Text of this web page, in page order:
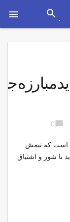
 search
chat_bubble
0
است که تیمش
با شور و اشتیاق